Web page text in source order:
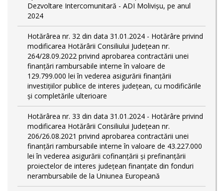
Dezvoltare Intercomunitară - ADI Molivișu, pe anul
2024
Hotărârea nr. 32 din data 31.01.2024 - Hotărâre privind
modificarea Hotărârii Consiliului Județean nr.
264/28.09.2022 privind aprobarea contractării unei
finanțări rambursabile interne în valoare de
129.799.000 lei în vederea asigurării finanțării
investițiilor publice de interes județean, cu modificările
și completările ulterioare
Hotărârea nr. 33 din data 31.01.2024 - Hotărâre privind
modificarea Hotărârii Consiliului Județean nr.
206/26.08.2021 privind aprobarea contractării unei
finanțări rambursabile interne în valoare de 43.227.000
lei în vederea asigurării cofinanțării și prefinanțării
proiectelor de interes județean finanțate din fonduri
nerambursabile de la Uniunea Europeană